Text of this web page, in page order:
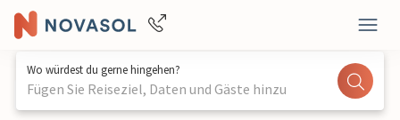
Wo würdest du gerne hingehen?
Fügen Sie Reiseziel, Daten und Gäste hinzu
1 / 22